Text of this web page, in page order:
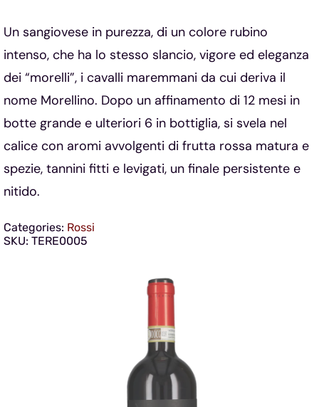
Un sangiovese in purezza, di un colore rubino
intenso, che ha lo stesso slancio, vigore ed eleganza
dei “morelli”, i cavalli maremmani da cui deriva il
nome Morellino. Dopo un affinamento di 12 mesi in
botte grande e ulteriori 6 in bottiglia, si svela nel
calice con aromi avvolgenti di frutta rossa matura e
spezie, tannini fitti e levigati, un finale persistente e
nitido.
Categories: Rossi
SKU: TERE0005